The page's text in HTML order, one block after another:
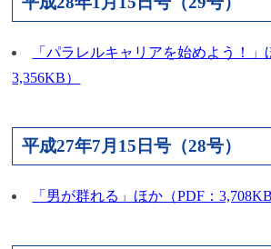
「パラレルキャリアを始めよう！」
3,356KB）
平成27年7月15日号（28号）
「男が群れる」ほか（PDF：3,708KB